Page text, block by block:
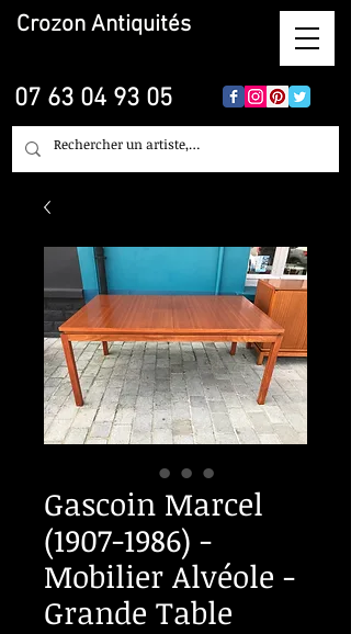
Crozon Antiquités
07 63 04 93 05
Gascoin Marcel
(1907-1986) -
Mobilier Alvéole -
Grande Table